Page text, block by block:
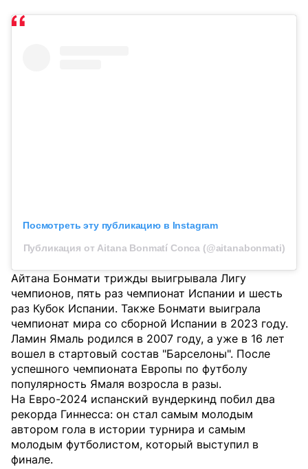
Посмотреть эту публикацию в Instagram
Публикация от Aitana Bonmatí Conca (@aitanabonmati)
Айтана Бонмати трижды выигрывала Лигу
чемпионов, пять раз чемпионат Испании и шесть
раз Кубок Испании. Также Бонмати выиграла
чемпионат мира со сборной Испании в 2023 году.
Ламин Ямаль родился в 2007 году, а уже в 16 лет
вошел в стартовый состав "Барселоны". После
успешного чемпионата Европы по футболу
популярность Ямаля возросла в разы.
На Евро-2024 испанский вундеркинд побил два
рекорда Гиннесса: он стал самым молодым
автором гола в истории турнира и самым
молодым футболистом, который выступил в
финале.